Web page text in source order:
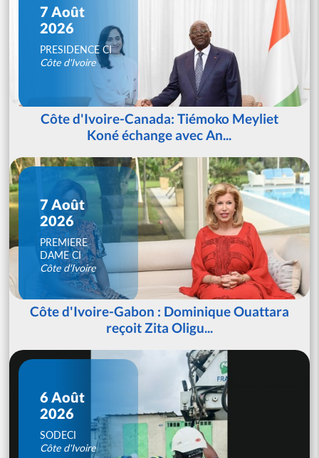
7 Août
2026
PRESIDENCE CI
Côte d'Ivoire
Côte d'Ivoire-Canada: Tiémoko Meyliet
Koné échange avec An...
7 Août
2026
PREMIERE
DAME CI
Côte d'Ivoire
Côte d'Ivoire-Gabon : Dominique Ouattara
reçoit Zita Oligu...
6 Août
2026
SODECI
Côte d'Ivoire